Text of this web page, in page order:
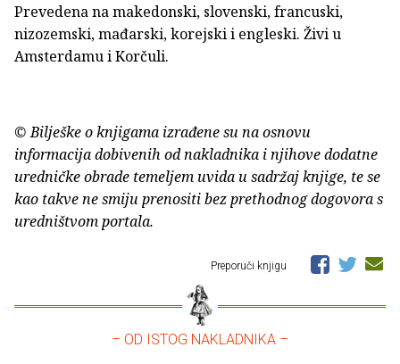
Prevedena na makedonski, slovenski, francuski,
nizozemski, mađarski, korejski i engleski. Živi u
Amsterdamu i Korčuli.
© Bilješke o knjigama izrađene su na osnovu
informacija dobivenih od nakladnika i njihove dodatne
uredničke obrade temeljem uvida u sadržaj knjige, te se
kao takve ne smiju prenositi bez prethodnog dogovora s
uredništvom portala.
Preporuči knjigu
– OD ISTOG NAKLADNIKA –